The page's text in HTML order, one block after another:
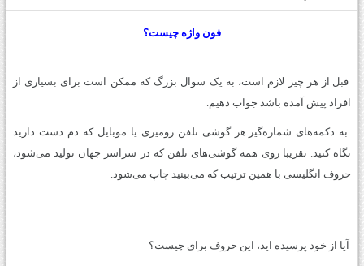
فون واژه چیست؟
قبل از هر چیز لازم است، به یک سوال بزرگ که ممکن است برای بسیاری از
افراد پیش آمده باشد جواب دهیم.
به دکمههای شمارهگیر هر گوشی تلفن روميزی يا موبايل كه دم دست داريد
نگاه كنيد. تقریبا روی همه گوشیهای تلفن كه در سراسر جهان توليد میشود،
حروف انگليسی با همين ترتيب كه میبينيد چاپ میشود.
آیا از خود پرسیده اید، این حروف برای چیست؟